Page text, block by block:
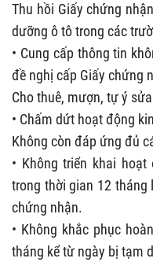
Thu hồi Giấy chứng
dưỡng ô tô trong các
• Cung cấp thông tin
đề nghị cấp Giấy chứng
Cho thuê, mượn, tự ý
• Chấm dứt hoạt động
Không còn đáp ứng đủ
• Không triển khai
trong thời gian 12 tháng
chứng nhận.
• Không khắc phục
tháng kể từ ngày bị tạm